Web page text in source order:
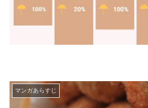
マンガあらすじ